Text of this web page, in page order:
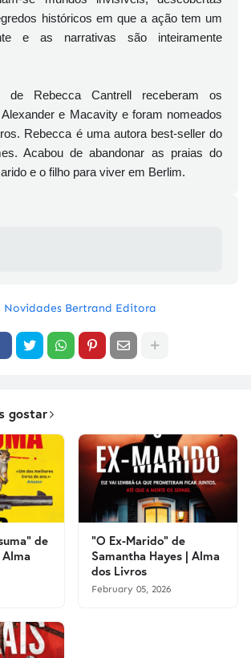
históricos em que a ação tem um
e as narrativas são inteiramente
de Rebecca Cantrell receberam os
e Macavity e foram nomeados
Rebecca é uma autora best-seller do
Acabou de abandonar as praias do
e o filho para viver em Berlim.
Novidades Bertrand Editora
gostar
de
"O Ex-Marido" de
Samantha Hayes | Alma
dos Livros
February 05, 2026